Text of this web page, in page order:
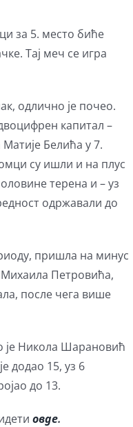
за 5. место биће
Тај меч се игра
одлично је почео.
капитал –
Белића у 7.
су ишли и на плус
терена и – уз
одржавали до
пришла на минус
Петровића,
после чега више
је Никола Шарановић
додао 15, уз 6
до 13.
овде.